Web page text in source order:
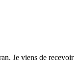
Je viens de recevoir